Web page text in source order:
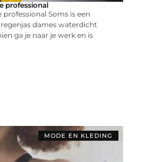
professional
Soms is een
dames waterdicht
ga je naar je werk en is
MODE EN KLEDING